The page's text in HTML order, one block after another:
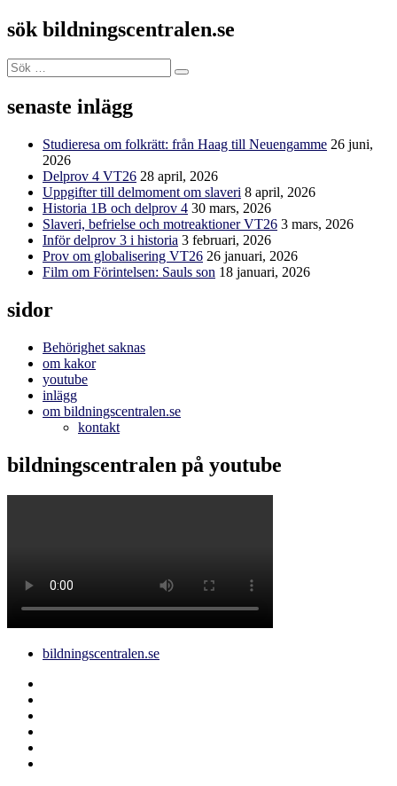
sök bildningscentralen.se
Sök
efter:
Sök
senaste inlägg
Studieresa om folkrätt: från Haag till Neuengamme 26 juni,
2026
Delprov 4 VT26 28 april, 2026
Uppgifter till delmoment om slaveri 8 april, 2026
Historia 1B och delprov 4 30 mars, 2026
Slaveri, befrielse och motreaktioner VT26 3 mars, 2026
Inför delprov 3 i historia 3 februari, 2026
Prov om globalisering VT26 26 januari, 2026
Film om Förintelsen: Sauls son 18 januari, 2026
sidor
Behörighet saknas
om kakor
youtube
inlägg
om bildningscentralen.se
kontakt
bildningscentralen på youtube
bildningscentralen.se